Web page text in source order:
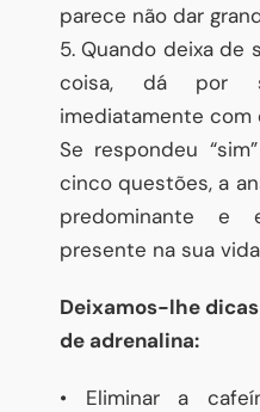
parece não dar
5. Quando deixa de
coisa, dá por
imediatamente com
Se respondeu
cinco questões, a
predominante e
presente na sua
Deixamos-lhe
de adrenalina:
• Eliminar a